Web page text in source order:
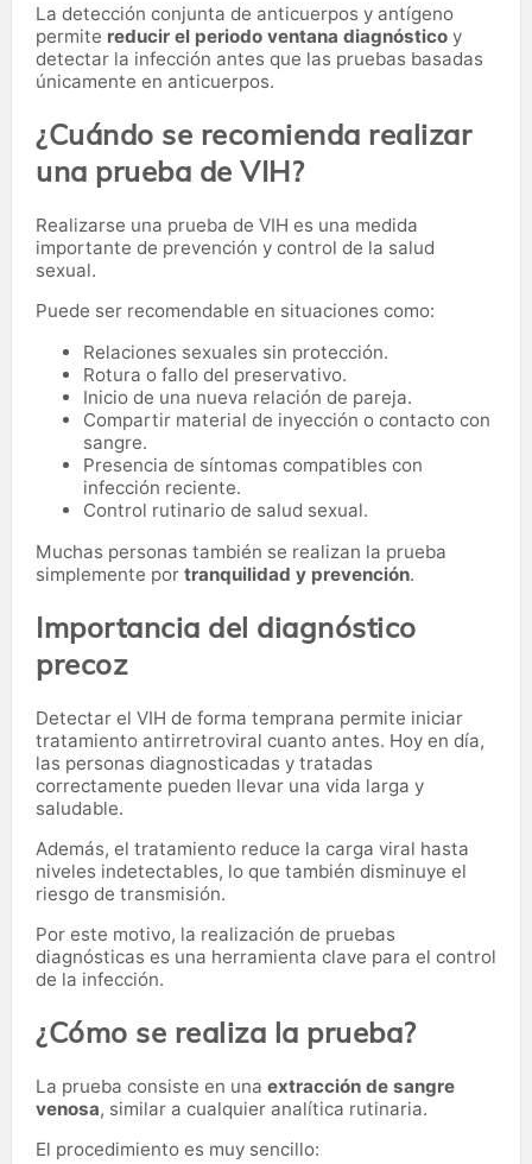
La detección conjunta de anticuerpos y antígeno
permite reducir el periodo ventana diagnóstico y
detectar la infección antes que las pruebas basadas
únicamente en anticuerpos.
¿Cuándo se recomienda realizar
una prueba de VIH?
Realizarse una prueba de VIH es una medida
importante de prevención y control de la salud
sexual.
Puede ser recomendable en situaciones como:
Relaciones sexuales sin protección.
Rotura o fallo del preservativo.
Inicio de una nueva relación de pareja.
Compartir material de inyección o contacto con
sangre.
Presencia de síntomas compatibles con
infección reciente.
Control rutinario de salud sexual.
Muchas personas también se realizan la prueba
simplemente por tranquilidad y prevención.
Importancia del diagnóstico
precoz
Detectar el VIH de forma temprana permite iniciar
tratamiento antirretroviral cuanto antes. Hoy en día,
las personas diagnosticadas y tratadas
correctamente pueden llevar una vida larga y
saludable.
Además, el tratamiento reduce la carga viral hasta
niveles indetectables, lo que también disminuye el
riesgo de transmisión.
Por este motivo, la realización de pruebas
diagnósticas es una herramienta clave para el control
de la infección.
¿Cómo se realiza la prueba?
La prueba consiste en una extracción de sangre
venosa, similar a cualquier analítica rutinaria.
El procedimiento es muy sencillo: